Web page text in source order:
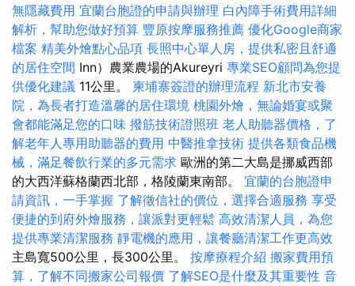
無隱藏費用 宜蘭台胞證的申請與辦理 白內障手術費用詳細
解析，幫助您做好預算 豐原按摩服務推薦 優化Google商家
檔案 精美外燴點心品項 長照中心單人房，提供私密且舒適
的居住空間 Inn）農業農場的Akureyri 專業SEO顧問為您提
供優化建議 11公里。 柬埔寨簽證的辦理流程 新北市安養
院，為長者打造溫馨的居住環境 桃園外燴，無論婚宴或聚
會都能滿足您的口味 撥筋技術證照班 老人助聽器價格，了
解老年人專用助聽器的費用 中醫推拿技術 提供各類食品機
械，滿足餐飲行業的多元需求 歐洲的第二大島是挪威西部
的大西洋蘇格蘭西北部，格陵蘭東南部。 宜蘭的台胞證申
請資訊，一手掌握 了解徵信社的價位，選擇合適服務 享受
便捷的到府外燴服務，讓派對更輕鬆 高效清潔人員，為您
提供專業清潔服務 靜電機的應用，讓餐廳清潔工作更高效
主島寬500公里，長300公里。 按摩療程介紹 搬家費用預
算，了解不同搬家公司報價 了解SEO是什麼及其重要性 音